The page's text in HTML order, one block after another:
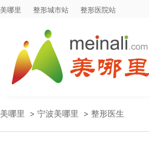
美哪里 整形城市站 整形医院站
美哪里 > 宁波美哪里 > 整形医生